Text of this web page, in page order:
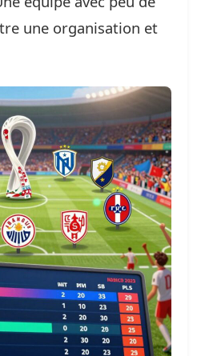
une organisation et